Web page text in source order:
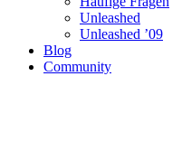
Unleashed
Unleashed ’09
Blog
Community